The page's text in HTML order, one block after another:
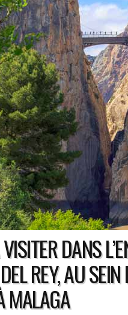
DANS
REY, AU SEIN
MALAGA